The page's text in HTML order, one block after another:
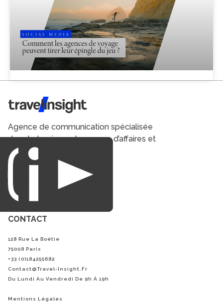
Travel Insight
Agence de communication spécialisée
dans le tourisme du voyage d’affaires et
du loisirs.
CONTACT
128 Rue La Boétie
75008 Paris
+33 (0)184255682
Contact@Travel-Insight.fr
Du Lundi Au Vendredi De 9h À 19h
Mentions Légales